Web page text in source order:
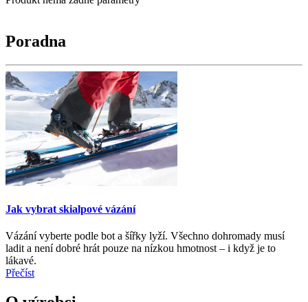
Poradna
Jak vybrat skialpové vázání
Vázání vyberte podle bot a šířky lyží. Všechno dohromady musí
ladit a není dobré hrát pouze na nízkou hmotnost – i když je to
lákavé.
Přečíst